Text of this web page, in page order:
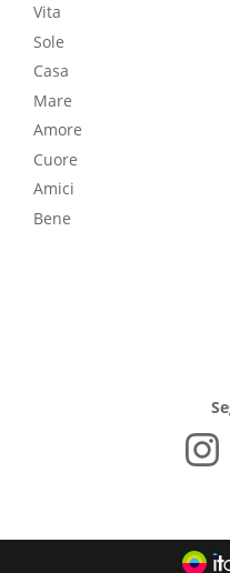
Vita
Sole
Casa
Mare
Amore
Cuore
Amici
Bene